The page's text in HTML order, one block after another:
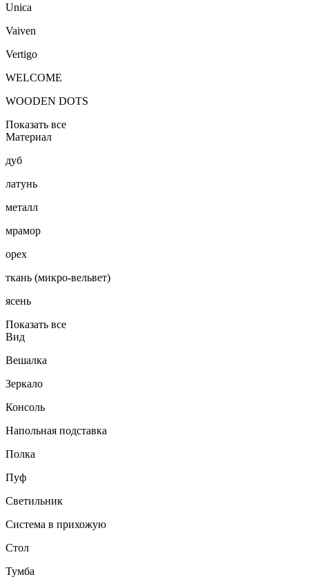
Unica
Vaiven
Vertigo
WELCOME
WOODEN DOTS
Показать все
Материал
дуб
латунь
металл
мрамор
орех
ткань (микро-вельвет)
ясень
Показать все
Вид
Вешалка
Зеркало
Консоль
Напольная подставка
Полка
Пуф
Светильник
Система в прихожую
Стол
Тумба